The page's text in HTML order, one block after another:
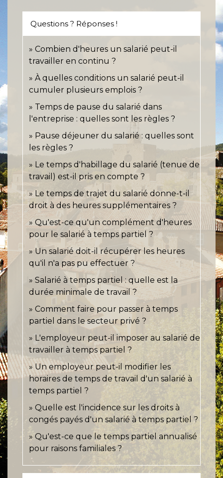
Questions ? Réponses !
Combien d'heures un salarié peut-il
travailler en continu ?
À quelles conditions un salarié peut-il
cumuler plusieurs emplois ?
Temps de pause du salarié dans
l'entreprise : quelles sont les règles ?
Pause déjeuner du salarié : quelles sont
les règles ?
Le temps d'habillage du salarié (tenue de
travail) est-il pris en compte ?
Le temps de trajet du salarié donne-t-il
droit à des heures supplémentaires ?
Qu'est-ce qu'un complément d'heures
pour le salarié à temps partiel ?
Un salarié doit-il récupérer les heures
qu'il n'a pas pu effectuer ?
Salarié à temps partiel : quelle est la
durée minimale de travail ?
Comment faire pour passer à temps
partiel dans le secteur privé ?
L'employeur peut-il imposer au salarié de
travailler à temps partiel ?
Un employeur peut-il modifier les
horaires de temps de travail d'un salarié à
temps partiel ?
Quelle est l'incidence sur les droits à
congés payés d'un salarié à temps partiel ?
Qu'est-ce que le temps partiel annualisé
pour raisons familiales ?